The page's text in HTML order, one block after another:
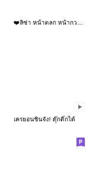
เครยอนชินจัง! ดุ๊กดิ๊กได้